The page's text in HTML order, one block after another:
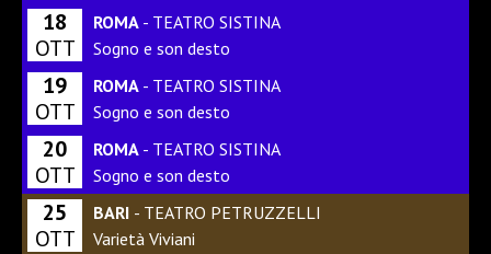
18
OTT
ROMA - TEATRO SISTINA
Sogno e son desto
19
OTT
ROMA - TEATRO SISTINA
Sogno e son desto
20
OTT
ROMA - TEATRO SISTINA
Sogno e son desto
25
OTT
BARI - TEATRO PETRUZZELLI
Varietà Viviani